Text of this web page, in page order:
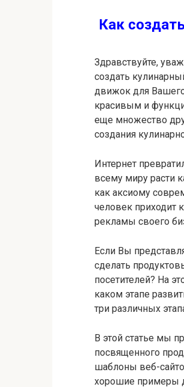
Как
Здравствуйте,
создать
движок для
красивым и
еще множество
создания
Интернет
всему миру расти
как аксиому
человек приходит
рекламы своего
Если Вы
сделать
посетителей? На
каком этапе
три различных
В этой статье мы
посвященного
шаблоны веб-
хорошие примеры